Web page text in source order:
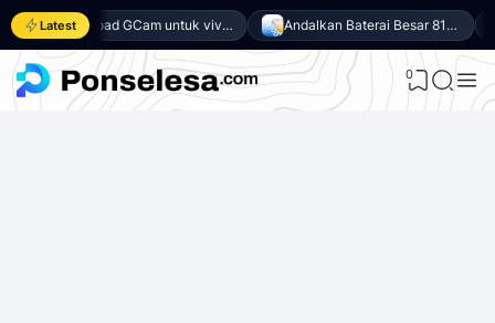
Latest Download GCam untuk vivo Y500 (GCam APK 9.6 & LMC 8.4) Andalkan Baterai Besar 8100mAh dan SoC Unisoc T7300, Ini dia 10 Keunggulan vivo Y500 4G
0